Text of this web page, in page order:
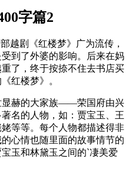
字篇2
越剧《红楼梦》广为流传，
到了外婆的影响。后来在妈
了，终于按捺不住去书店买
红楼梦》。
显赫的大家族——荣国府由兴
名的人物，如：贾宝玉、王
等等。每个人物都描述得非
心情也随里面的故事情节的
玉和林黛玉之间的`凄美爱